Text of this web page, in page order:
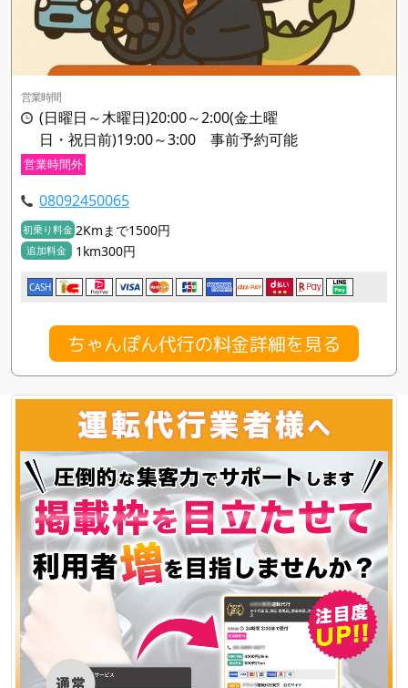
営業時間
(日曜日～木曜日)20:00～2:00(金土曜
日・祝日前)19:00～3:00 事前予約可能
営業時間外
08092450065
初乗り料金 2Kmまで1500円
追加料金 1km300円
CASH
ちゃんぽん代行の料金詳細を見る